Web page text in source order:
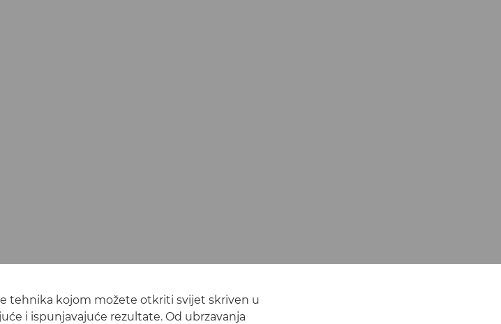
tehnika kojom možete otkriti svijet skriven u
i ispunjavajuće rezultate. Od ubrzavanja